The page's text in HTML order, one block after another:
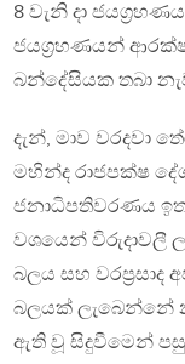
8 වැනි දා
ජයග‍්‍රහණයන්
බන්දේසියක තබා
දැන්, මාව වරදවා
මහින්ද රාජපක්ෂ
ජනාධිපතිවරණය
වශයෙන් විරුදාවලී
බලය සහ වරප‍්‍රසාද
බලයක් ලැබෙන්නේ
ඇති වූ සිදුවීමෙන්